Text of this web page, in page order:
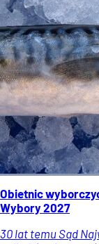
Obietnic
Wybory 2027
30 lat temu Sąd